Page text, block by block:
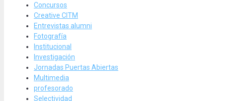
Concursos
Creative CITM
Entrevistas alumni
Fotografía
Institucional
Investigación
Jornadas Puertas Abiertas
Multimedia
profesorado
Selectividad